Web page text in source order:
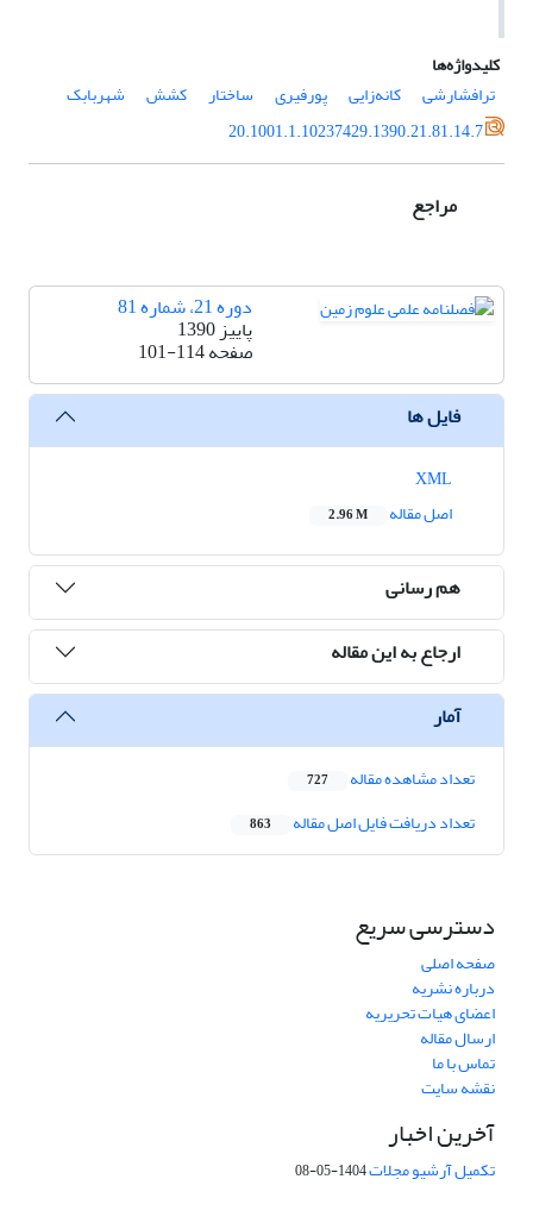
کلیدواژه‌ها
ترافشارشی
کانه‌زایی پورفیری ساختار کشش
شهربابک
20.1001.1.10237429.1390.21.81.14.7
مراجع
دوره 21، شماره 81
پاییز 1390
صفحه101-114
فایل ها
اصل مقاله
2.96 M
هم رسانی
ارجاع به این مقاله
آمار
تعداد مشاهده مقاله 727
تعداد دریافت فایل اصل مقاله 863
دسترسی سریع
صفحه اصلی
درباره نشریه
اعضای هیات تحریریه
ارسال مقاله
تماس با ما
نقشه سایت
آخرین اخبار
تکمیل آرشیو مجلات1404-05-08